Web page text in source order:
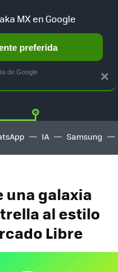
MERCADO LIBRE
IA Samsung
una galaxia
al estilo
Libre
×
MX en Google
preferida
de Google